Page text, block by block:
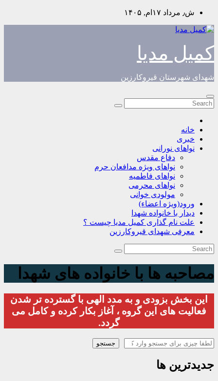
Skip
content
ش٫ مرداد ۱۷ام, ۱۴۰۵
کمیل مدیا
شهدای شهرستان قیروکارزین
خانه
خبری
نواهای نورانی
دفاع مقدس
نواهای ویژه مدافعان حرم
نواهای فاطمیه
نواهای محرمی
مولودی خوانی
ورود(ویژه اعضاء)
دیدار با خانواده شهدا
علت نام گذاری کمیل مدیا چیست ؟
معرفی شهدای قیروکارزین
مصاحبه ها با خانواده های شهدا
این بخش بزودی و به مدد الهی با گسترده تر شدن
فعالیت های این گروه ، آغاز بکار کرده و کامل می
گردد.
جستجو جستجو
جدیدترین ها